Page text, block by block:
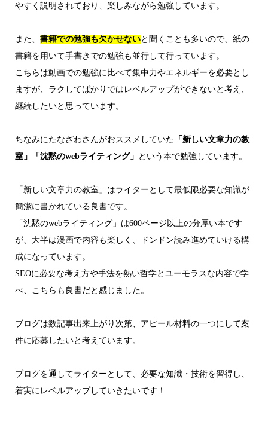
やすく説明されており、楽しみながら勉強しています。
また、 書籍での勉強も欠かせないと聞くことも多いので、紙の
書籍を用いて手書きでの勉強も並行して行っています。
こちらは動画での勉強に比べて集中力やエネルギーを必要とし
ますが、ラクしてばかりではレベルアップができないと考え、
継続したいと思っています。
ちなみにたなざわさんがおススメしていた 「新しい文章力の教
室」「沈黙のwebライティング」 という本で勉強しています。
「新しい文章力の教室」はライターとして最低限必要な知識が
簡潔に書かれている良書です。
「沈黙のwebライティング」は600ページ以上の分厚い本です
が、大半は漫画で内容も楽しく、ドンドン読み進めていける構
成になっています。
SEOに必要な考え方や手法を熱い哲学とユーモラスな内容で学
べ、こちらも良書だと感じました。
ブログは数記事出来上がり次第、アピール材料の一つにして案
件に応募したいと考えています。
ブログを通してライターとして、必要な知識・技術を習得し、
着実にレベルアップしていきたいです！